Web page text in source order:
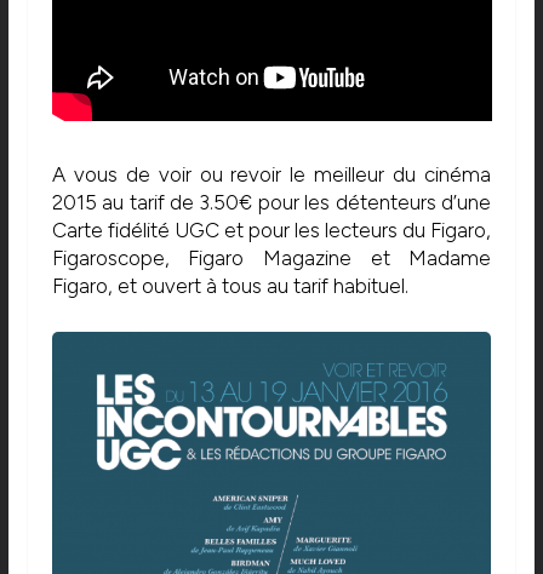
A vous de voir ou revoir le meilleur du cinéma
2015 au tarif de 3.50€ pour les détenteurs d’une
Carte fidélité UGC et pour les lecteurs du Figaro,
Figaroscope, Figaro Magazine et Madame
Figaro, et ouvert à tous au tarif habituel.